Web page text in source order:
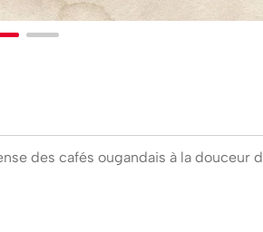
des cafés ougandais à la